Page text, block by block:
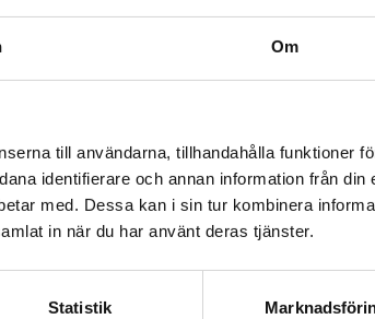
Om
till användarna, tillhandahålla funktioner
identifierare och annan information från din
med. Dessa kan i sin tur kombinera
in när du har använt deras tjänster.
Statistik